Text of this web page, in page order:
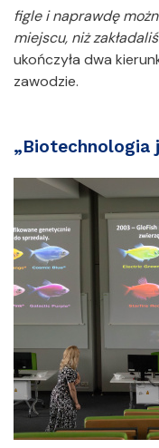
figle i naprawdę
miejscu, niż
ukończyła dwa
zawodzie.